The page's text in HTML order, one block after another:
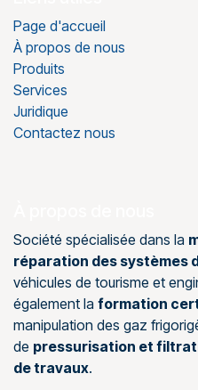
Page d'accueil
À propos de nous
Produits
Services
Juridique
Contactez nous
Société spécialisée dans la
réparation des systèmes
véhicules de tourisme et
également la formation
manipulation des gaz
de pressurisation et
de travaux.